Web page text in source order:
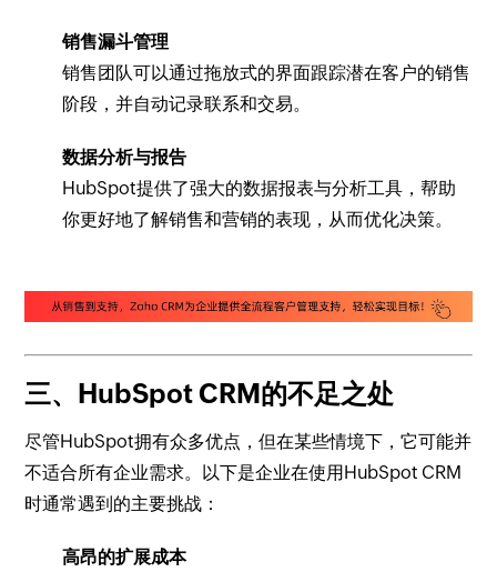
销售漏斗管理
销售团队可以通过拖放式的界面跟踪潜在客户的销售
阶段，并自动记录联系和交易。
数据分析与报告
HubSpot提供了强大的数据报表与分析工具，帮助
你更好地了解销售和营销的表现，从而优化决策。
三、HubSpot CRM的不足之处
尽管HubSpot拥有众多优点，但在某些情境下，它可能并
不适合所有企业需求。以下是企业在使用HubSpot CRM
时通常遇到的主要挑战：
高昂的扩展成本